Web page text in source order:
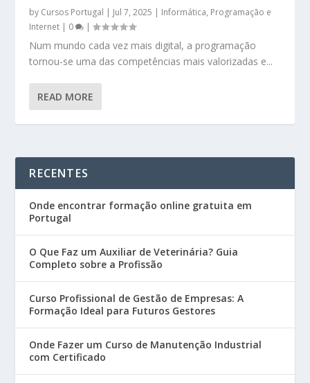
by Cursos Portugal | Jul 7, 2025 | Informática, Programação e
Internet | 0 |
Num mundo cada vez mais digital, a programação
tornou-se uma das competências mais valorizadas e...
READ MORE
RECENTES
Onde encontrar formação online gratuita em
Portugal
O Que Faz um Auxiliar de Veterinária? Guia
Completo sobre a Profissão
Curso Profissional de Gestão de Empresas: A
Formação Ideal para Futuros Gestores
Onde Fazer um Curso de Manutenção Industrial
com Certificado